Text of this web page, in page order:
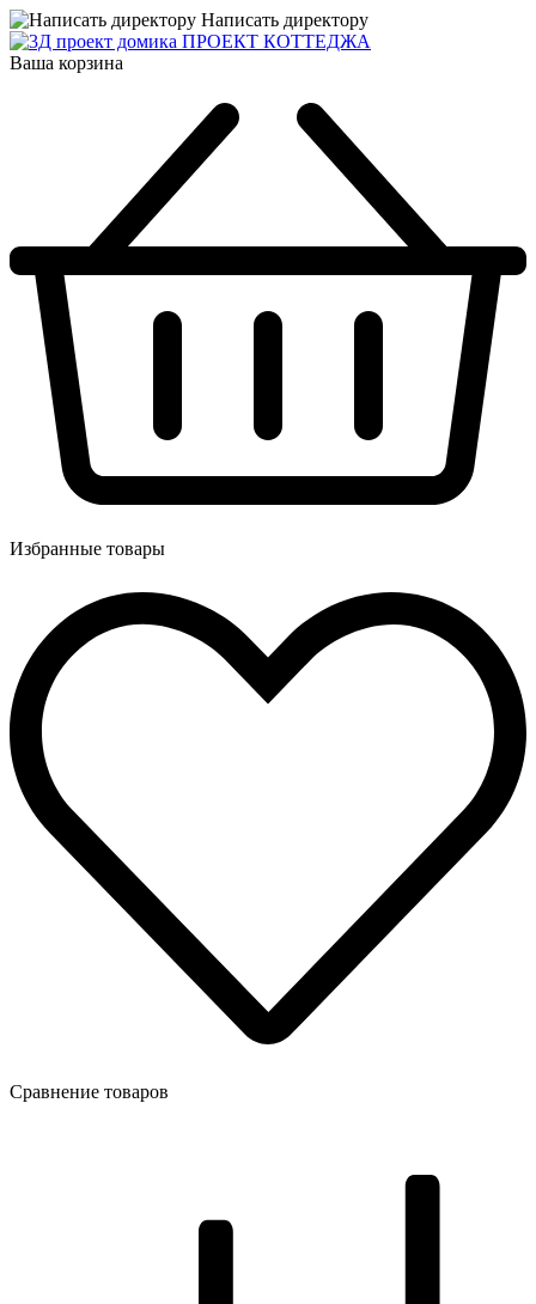
Написать директору
ПРОЕКТ КОТТЕДЖА
Ваша корзина
Избранные товары
Сравнение товаров